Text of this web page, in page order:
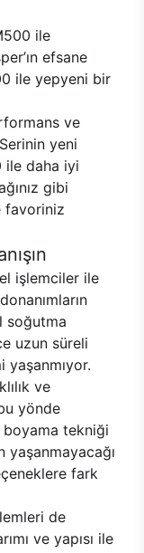
ile
efsane
ile yepyeni bir
ve
yeni
ile daha iyi
gibi
favoriniz
işlemciler ile
soğutma
uzun süreli
yaşanmıyor.
ve
yönde
boyama tekniği
yaşanmayacağı
fark
de
ve yapısı ile